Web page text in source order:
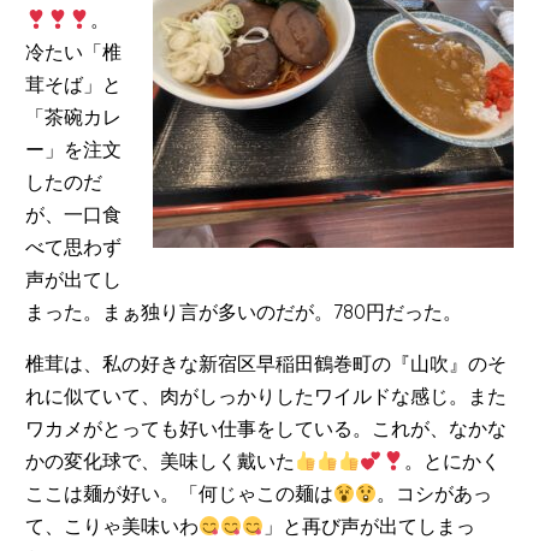
。
冷たい「椎
茸そば」と
「茶碗カレ
ー」を注文
したのだ
が、一口食
べて思わず
声が出てし
まった。まぁ独り言が多いのだが。780円だった。
椎茸は、私の好きな新宿区早稲田鶴巻町の『山吹』のそ
れに似ていて、肉がしっかりしたワイルドな感じ。また
ワカメがとっても好い仕事をしている。これが、なかな
かの変化球で、美味しく戴いた
。とにかく
ここは麺が好い。「何じゃこの麺は
。コシがあっ
て、こりゃ美味いわ
」と再び声が出てしまっ